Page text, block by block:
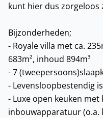
kunt hier dus zorgeloos
Bijzonderheden;
- Royale villa met ca.
683m², inhoud 894m³
- 7
- Levensloopbestendig
- Luxe open keuken
inbouwapparatuur (o.a.